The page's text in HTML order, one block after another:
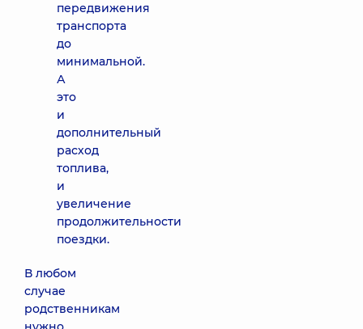
передвижения
транспорта
до
минимальной.
А
это
и
дополнительный
расход
топлива,
и
увеличение
продолжительности
поездки.
В любом
случае
родственникам